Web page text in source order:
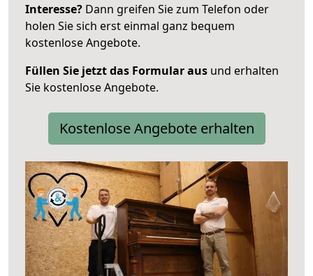
Interesse? Dann greifen Sie zum Telefon oder
holen Sie sich erst einmal ganz bequem
kostenlose Angebote.
Füllen Sie jetzt das Formular aus und erhalten
Sie kostenlose Angebote.
Kostenlose Angebote erhalten